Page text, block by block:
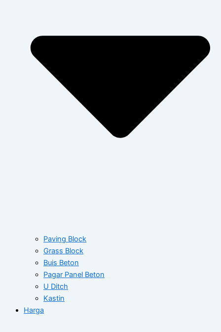
Paving Block
Grass Block
Buis Beton
Pagar Panel Beton
U Ditch
Kastin
Harga